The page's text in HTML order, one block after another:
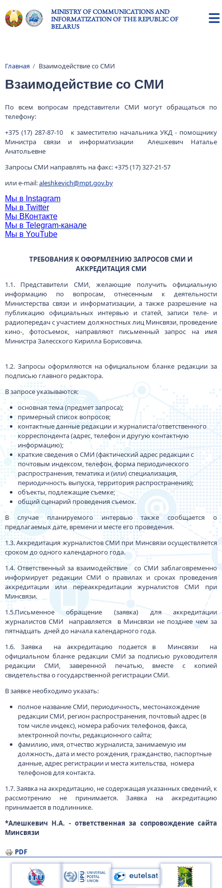
MINISTRY OF COMMUNICATIONS AND
INFORMATIZATION OF THE REPUBLIC OF
BELARUS
Breadcrumb
Главная Взаимодействие со СМИ
Взаимодействие со СМИ
По всем вопросам представители СМИ могут обращаться по
телефону:
+375 (17) 287-87-10 к заместителю начальника УКД - помощнику
Министра связи и информатизации Алешкевич Наталье
Анатольевне
Запросы СМИ направлять на факс: +375 (17) 327-21-57
или е-mail:aleshkevich@mpt.gov.by
Мы в Instagram
Мы в Twitter
Мы ВКонтакте
Мы в Telegram-канале
Мы в YouTube
ТРЕБОВАНИЯ К ОФОРМЛЕНИЮ ЗАПРОСОВ СМИ И
АККРЕДИТАЦИЯ СМИ
1.1. Представители СМИ, желающие получить официальную
информацию по вопросам, отнесенным к деятельности
Министерства связи и информатизации, а также разрешение на
публикацию официальных интервью и статей, записи теле- и
радиопередач с участием должностных лиц Минсвязи, проведение
кино-, фотосъемок, направляют письменный запрос на имя
Министра Залесского Кирилла Борисовича.
1.2. Запросы оформляются на официальном бланке редакции за
подписью главного редактора.
В запросе указываются:
основная тема (предмет запроса);
примерный список вопросов;
контактные данные редакции и журналиста/ответственного
корреспондента (адрес, телефон и другую контактную
информацию);
краткие сведения о СМИ (фактический адрес редакции с
почтовым индексом, телефон, форма периодического
распространения, тематика и (или) специализация,
периодичность выпуска, территория распространения);
объекты, подлежащие съемке;
общий сценарий проведения съемок.
В случае планируемого интервью также сообщается о
предлагаемых дате, времени и месте его проведения.
1.3. Аккредитация журналистов СМИ при Минсвязи осуществляется
сроком до одного календарного года.
1.4. Ответственный за взаимодействие со СМИ заблаговременно
информирует редакции СМИ о правилах и сроках проведения
аккредитации или переаккредитации журналистов СМИ при
Минсвязи.
1.5.Письменное обращение (заявка) для аккредитации
журналистов СМИ направляется в Минсвязи не позднее чем за
пятнадцать дней до начала календарного года.
1.6. Заявка на аккредитацию подается в Минсвязи на
официальном бланке редакции СМИ за подписью руководителя
редакции СМИ, заверенной печатью, вместе с копией
свидетельства о государственной регистрации СМИ.
В заявке необходимо указать:
полное название СМИ, периодичность, местонахождение
редакции СМИ, регион распространения, почтовый адрес (в
том числе индекс), номера рабочих телефонов, факса,
электронной почты, редакционного сайта;
фамилию, имя, отчество журналиста, занимаемую им
должность, дата и место рождения, гражданство, паспортные
данные, адрес регистрации и места жительства, номера
телефонов для контакта.
1.7. Заявка на аккредитацию, не содержащая указанных сведений, к
рассмотрению не принимается. Заявка на аккредитацию
принимается в подлиннике.
*Алешкевич Н.А. - ответственная за сопровождение сайта
Минсвязи
PDF